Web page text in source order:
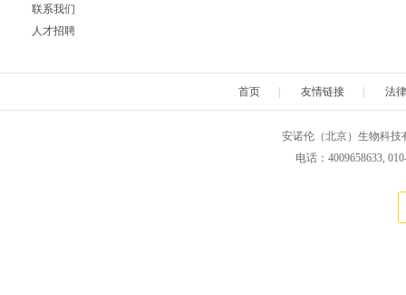
联系我们
人才招聘
首页 友情链接 法
安诺伦（北京）生物科技
电话：4009658633,